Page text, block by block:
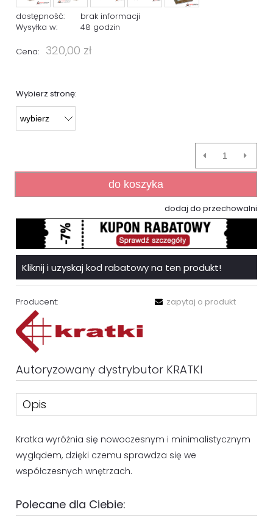
dostępność:
brak informacji
Wysyłka w:
48 godzin
Cena: 320,00 zł
Wybierz stronę:
do koszyka
dodaj do przechowalni
Kliknij i uzyskaj kod rabatowy na ten produkt!
Producent: zapytaj o produkt
Autoryzowany dystrybutor KRATKI
Opis
Kratka wyróżnia się nowoczesnym i minimalistycznym
wyglądem, dzięki czemu sprawdza się we
współczesnych wnętrzach.
Polecane dla Ciebie: